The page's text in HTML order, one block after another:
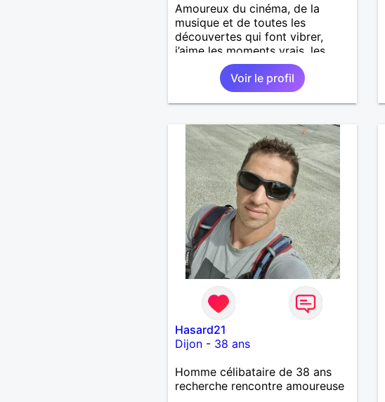
Amoureux du cinéma, de la
musique et de toutes les
découvertes qui font vibrer,
j’aime les moments vrais, les
échanges sincères et les
émotions partagées. Professeur
des écoles, j’ai la chance
d’exercer un métier qui me
encourager. Il y a quelque chose
de précieux dans la sincérité
des enfants qu’on perd parfois
en grandissant. J’écris aussi un
roman — un univers que je
construis depuis quelques
années avec beaucoup d’envie,
entre imagination et quête de
sens. Entre un bon film, un
concert, un resto improvisé ou
une soirée plus tranquille à
refaire le monde, je suis partant.
Je recherche une femme
authentique, curieuse, avec qui
partager autant les discussions
que les moments simples. Si tu
belle complicité, faisons
connaissance.
Voir le profil
Hasard21
Dijon- 38 ans
Homme célibataire de 38 ans
recherche rencontre amoureuse